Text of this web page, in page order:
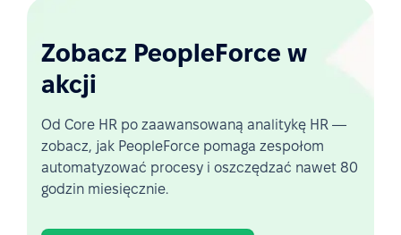
Zobacz PeopleForce w
akcji
Od Core HR po zaawansowaną analitykę HR —
zobacz, jak PeopleForce pomaga zespołom
automatyzować procesy i oszczędzać nawet 80
godzin miesięcznie.